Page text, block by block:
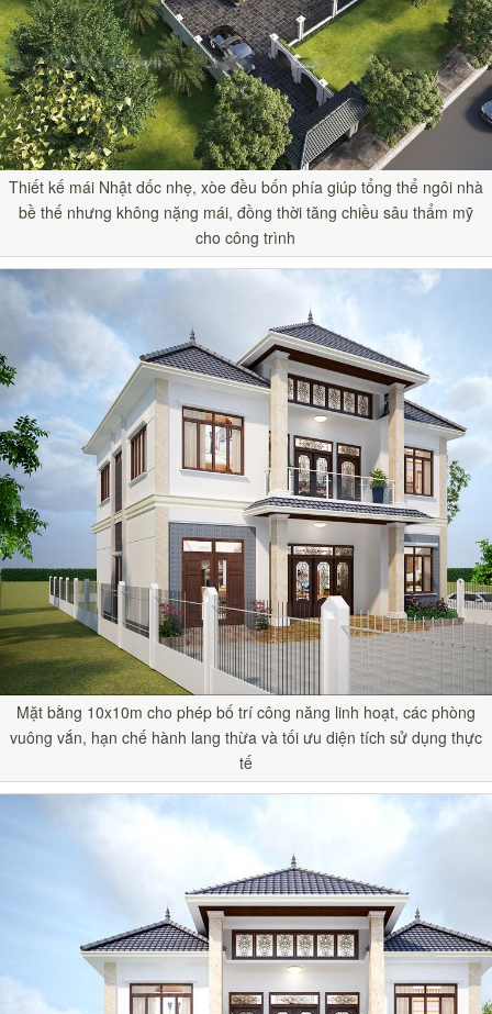
Thiết kế mái Nhật dốc nhẹ, xòe đều bốn phía giúp tổng thể ngôi nhà
bề thế nhưng không nặng mái, đồng thời tăng chiều sâu thẩm mỹ
cho công trình
Mặt bằng 10x10m cho phép bố trí công năng linh hoạt, các phòng
vuông vắn, hạn chế hành lang thừa và tối ưu diện tích sử dụng thực
tế